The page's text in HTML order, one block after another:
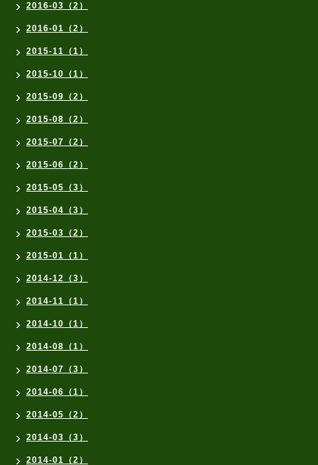
2016-03（2）
2016-01（2）
2015-11（1）
2015-10（1）
2015-09（2）
2015-08（2）
2015-07（2）
2015-06（2）
2015-05（3）
2015-04（3）
2015-03（2）
2015-01（1）
2014-12（3）
2014-11（1）
2014-10（1）
2014-08（1）
2014-07（3）
2014-06（1）
2014-05（2）
2014-03（3）
2014-01（2）